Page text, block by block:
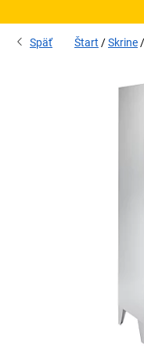
Späť Štart Skrine